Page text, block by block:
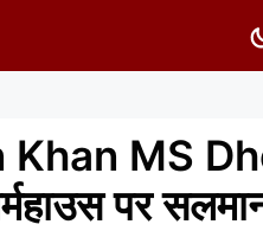
Khan MS
पर